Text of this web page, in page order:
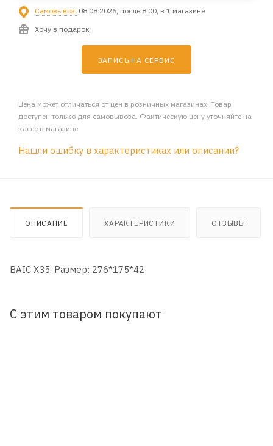
Самовывоз: 08.08.2026, после 8:00, в 1 магазине
Хочу в подарок
ЗАПИСЬ НА СЕРВИС
Цена может отличаться от цен в розничных магазинах. Товар
доступен только для самовывоза. Фактическую цену уточняйте на
кассе в магазине
Нашли ошибку в характеристиках или описании?
ОПИСАНИЕ ХАРАКТЕРИСТИКИ ОТЗЫВЫ
BAIC X35. Размер: 276*175*42
С этим товаром покупают